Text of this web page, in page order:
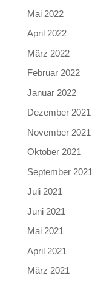
Mai 2022
April 2022
März 2022
Februar 2022
Januar 2022
Dezember 2021
November 2021
Oktober 2021
September 2021
Juli 2021
Juni 2021
Mai 2021
April 2021
März 2021